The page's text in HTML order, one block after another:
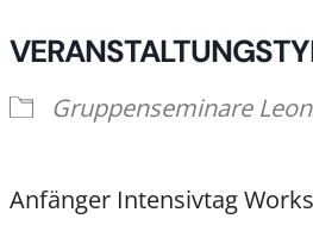
Gruppenseminare
Anfänger Intensivtag